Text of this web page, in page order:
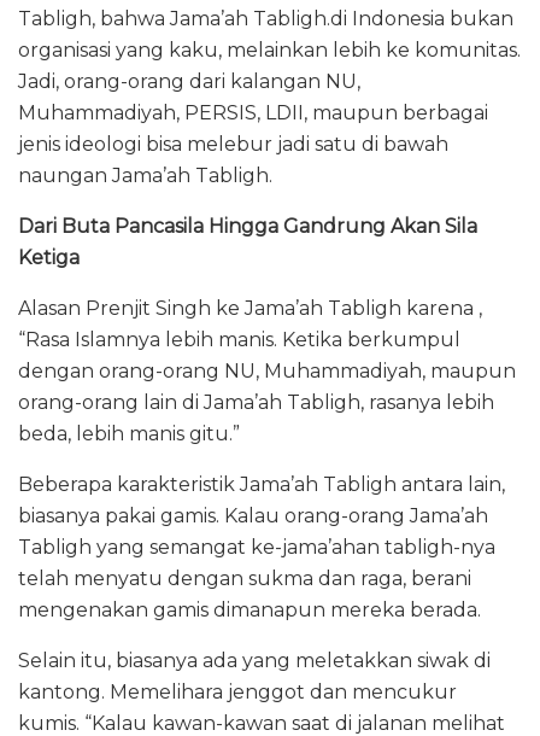
Tabligh, bahwa Jama’ah Tabligh.di Indonesia bukan
organisasi yang kaku, melainkan lebih ke komunitas.
Jadi, orang-orang dari kalangan NU,
Muhammadiyah, PERSIS, LDII, maupun berbagai
jenis ideologi bisa melebur jadi satu di bawah
naungan Jama’ah Tabligh.
Dari Buta Pancasila Hingga Gandrung Akan Sila
Ketiga
Alasan Prenjit Singh ke Jama’ah Tabligh karena ,
“Rasa Islamnya lebih manis. Ketika berkumpul
dengan orang-orang NU, Muhammadiyah, maupun
orang-orang lain di Jama’ah Tabligh, rasanya lebih
beda, lebih manis gitu.”
Beberapa karakteristik Jama’ah Tabligh antara lain,
biasanya pakai gamis. Kalau orang-orang Jama’ah
Tabligh yang semangat ke-jama’ahan tabligh-nya
telah menyatu dengan sukma dan raga, berani
mengenakan gamis dimanapun mereka berada.
Selain itu, biasanya ada yang meletakkan siwak di
kantong. Memelihara jenggot dan mencukur
kumis. “Kalau kawan-kawan saat di jalanan melihat